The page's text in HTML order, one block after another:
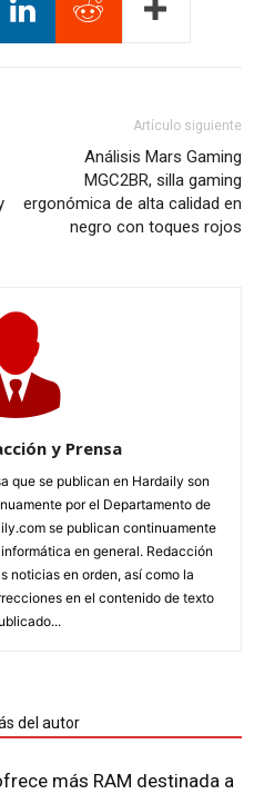
Artículo siguiente
Análisis Mars Gaming
MGC2BR, silla gaming
ergonómica de alta calidad en
negro con toques rojos
y Prensa
que se publican en Hardaily son
por el Departamento de
se publican continuamente
en general. Redacción
noticias en orden, así como la
en el contenido de texto
del autor
más RAM destinada a